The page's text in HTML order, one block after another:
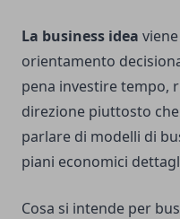
La business idea
orientamento
pena investire tempo,
direzione piuttosto
parlare di modelli di
piani economici
Cosa si intende per